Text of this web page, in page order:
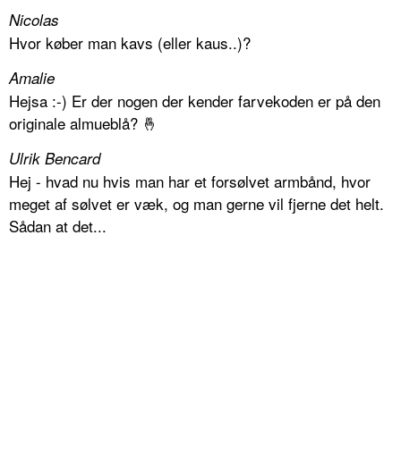
Nicolas
Hvor køber man kavs (eller kaus..)?
Amalie
Hejsa :-) Er der nogen der kender farvekoden er på den
originale almueblå? 🤞
Ulrik Bencard
Hej - hvad nu hvis man har et forsølvet armbånd, hvor
meget af sølvet er væk, og man gerne vil fjerne det helt.
Sådan at det...